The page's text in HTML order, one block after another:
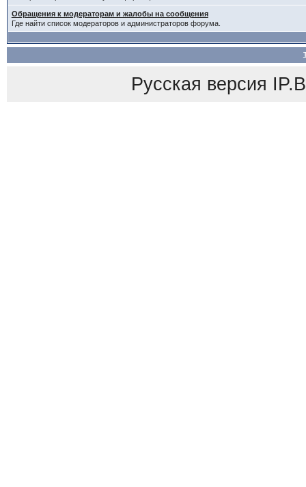
Обращения к модераторам и жалобы на сообщения
Где найти список модераторов и администраторов форума.
Русская версия